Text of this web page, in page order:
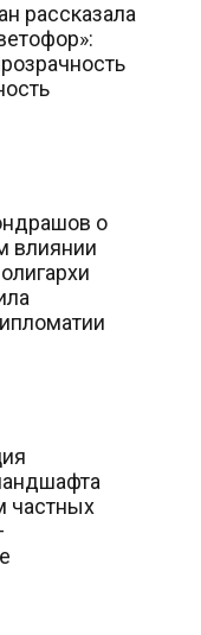
рассказала
о
влиянии
частных